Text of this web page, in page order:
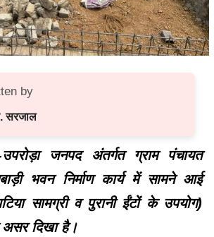
by
सरजाल
उपरोड़ा जनपद अंतर्गत ग्राम पंचायत
भवन निर्माण कार्य में सामने आई
सामग्री व पुरानी ईंटों के उपयोग)
दिखा है।